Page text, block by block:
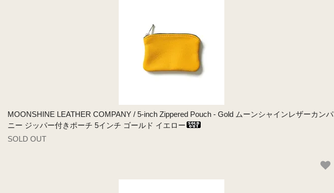
MOONSHINE LEATHER COMPANY / 5-inch Zippered Pouch - Gold ムーンシャインレザーカンパ
ニー ジッパー付きポーチ 5インチ ゴールド イエロー
SOLD OUT